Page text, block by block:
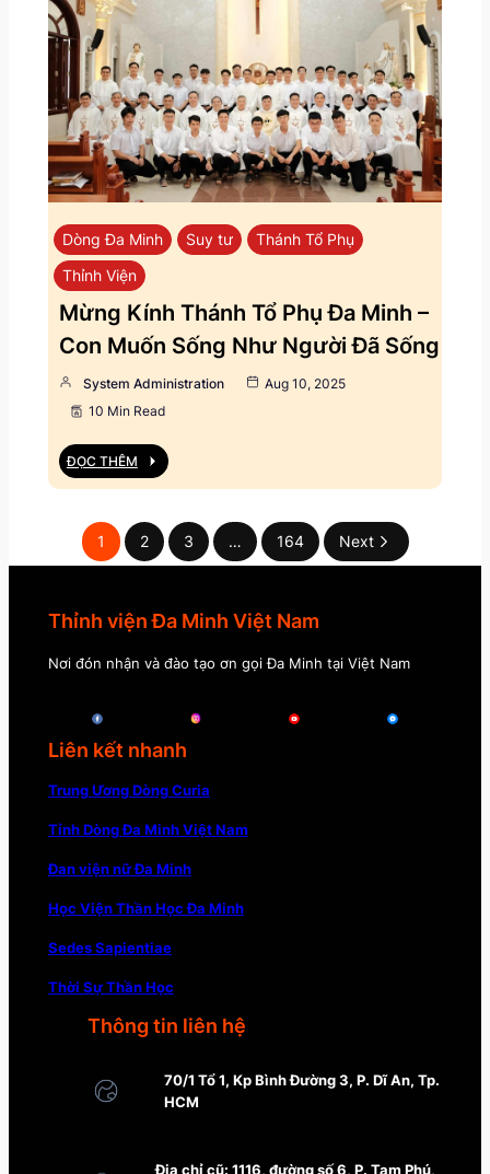
Dòng Đa Minh Suy tư
Thánh Tổ Phụ
Thỉnh Viện
Mừng Kính Thánh Tổ Phụ Đa Minh –
Con Muốn Sống Như Người Đã Sống
System Administration
Aug 10, 2025
10 Min Read
ĐỌC THÊM
1 2 3 … 164 Next
Thỉnh viện Đa Minh Việt Nam
Nơi đón nhận và đào tạo ơn gọi Đa Minh tại Việt Nam
Liên kết nhanh
Trung Ương Dòng Curia
Tỉnh Dòng Đa Minh Việt Nam
Đan viện nữ Đa Minh
Học Viện Thần Học Đa Minh
Sedes Sapientiae
Thời Sự Thần Học
Thông tin liên hệ
70/1 Tổ 1, Kp Bình Đường 3, P. Dĩ An, Tp.
HCM
Địa chỉ cũ: 1116, đường số 6, P. Tam Phú,